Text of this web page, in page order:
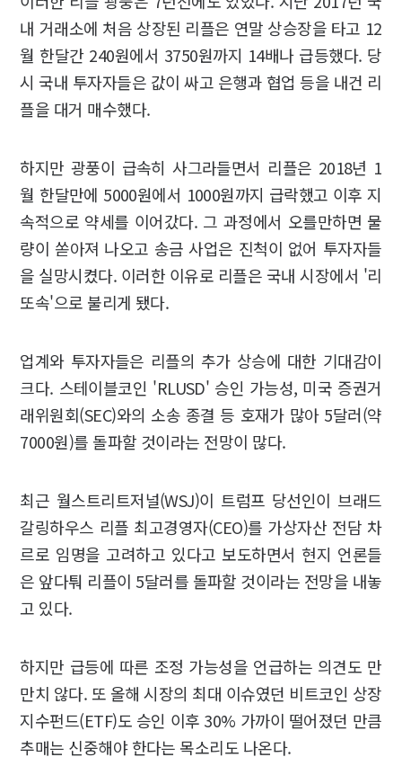
내 거래소에 처음 상장된 리플은 연말 상승장을 타고 12
월 한달간 240원에서 3750원까지 14배나 급등했다. 당
시 국내 투자자들은 값이 싸고 은행과 협업 등을 내건 리
플을 대거 매수했다.
하지만 광풍이 급속히 사그라들면서 리플은 2018년 1
월 한달만에 5000원에서 1000원까지 급락했고 이후 지
속적으로 약세를 이어갔다. 그 과정에서 오를만하면 물
량이 쏟아져 나오고 송금 사업은 진척이 없어 투자자들
을 실망시켰다. 이러한 이유로 리플은 국내 시장에서 '리
또속'으로 불리게 됐다.
업계와 투자자들은 리플의 추가 상승에 대한 기대감이
크다. 스테이블코인 'RLUSD' 승인 가능성, 미국 증권거
래위원회(SEC)와의 소송 종결 등 호재가 많아 5달러(약
7000원)를 돌파할 것이라는 전망이 많다.
최근 월스트리트저널(WSJ)이 트럼프 당선인이 브래드
갈링하우스 리플 최고경영자(CEO)를 가상자산 전담 차
르로 임명을 고려하고 있다고 보도하면서 현지 언론들
은 앞다퉈 리플이 5달러를 돌파할 것이라는 전망을 내놓
고 있다.
하지만 급등에 따른 조정 가능성을 언급하는 의견도 만
만치 않다. 또 올해 시장의 최대 이슈였던 비트코인 상장
지수펀드(ETF)도 승인 이후 30% 가까이 떨어졌던 만큼
추매는 신중해야 한다는 목소리도 나온다.